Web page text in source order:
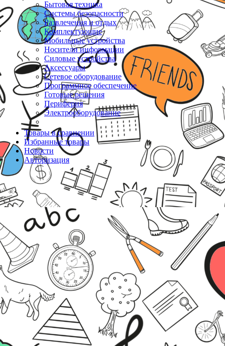
Бытовая техника
Системы безопасности
Развлечения и отдых
Комплектующие
Мобильные устройства
Носители информации
Силовые устройства
Аксессуары
Сетевое оборудование
Программное обеспечение
Готовые решения
Периферия
Электрооборудование
Товары в сравнении
Избранные товары
Новости
Авторизация